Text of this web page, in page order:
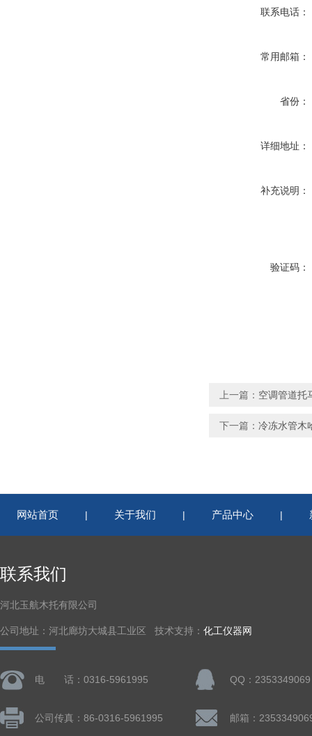
联系电话：
常用邮箱：
省份：
详细地址：
补充说明：
验证码：
上一篇： 空调管道托
下一篇： 冷冻水管木
网站首页 | 关于我们 | 产品中心 |
联系我们
河北玉航木托有限公司
公司地址：河北廊坊大城县工业区 技术支持： 化工仪器网
电 话：0316-5961995 QQ：2353349069
公司传真：86-0316-5961995 邮箱：